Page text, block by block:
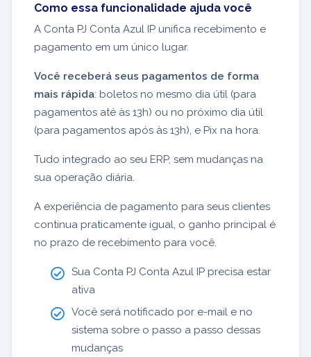
Como essa funcionalidade ajuda você
A Conta PJ Conta Azul IP unifica recebimento e
pagamento em um único lugar.
Você receberá seus pagamentos de forma
mais rápida: boletos no mesmo dia útil (para
pagamentos até às 13h) ou no próximo dia útil
(para pagamentos após às 13h), e Pix na hora.
Tudo integrado ao seu ERP, sem mudanças na
sua operação diária.
A experiência de pagamento para seus clientes
continua praticamente igual, o ganho principal é
no prazo de recebimento para você.
Sua Conta PJ Conta Azul IP precisa estar
ativa
Você será notificado por e-mail e no
sistema sobre o passo a passo dessas
mudanças